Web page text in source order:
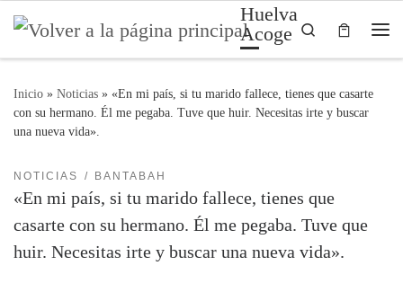
Saltar al contenido
Huelva
Acoge
Search
Inicio » Noticias » «En mi país, si tu marido fallece, tienes que casarte
con su hermano. Él me pegaba. Tuve que huir. Necesitas irte y buscar
una nueva vida».
NOTICIAS BANTABAH
«En mi país, si tu marido fallece, tienes que
casarte con su hermano. Él me pegaba. Tuve que
huir. Necesitas irte y buscar una nueva vida».